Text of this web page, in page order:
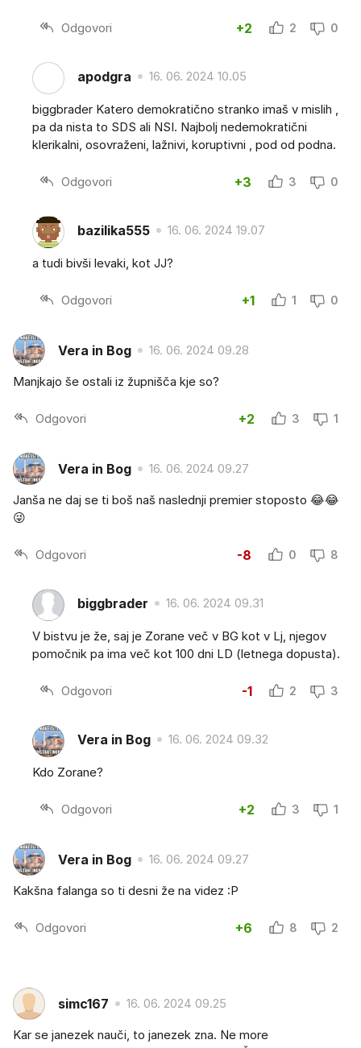
Odgovori +2 2 0
apodgra 16. 06. 2024 10.05
biggbrader Katero demokratično stranko imaš v mislih ,
pa da nista to SDS ali NSI. Najbolj nedemokratični
klerikalni, osovraženi, lažnivi, koruptivni , pod od podna.
Odgovori +3 3 0
bazilika555 16. 06. 2024 19.07
a tudi bivši levaki, kot JJ?
Odgovori +1 1 0
Vera in Bog 16. 06. 2024 09.28
Manjkajo še ostali iz župnišča kje so?
Odgovori +2 3 1
Vera in Bog 16. 06. 2024 09.27
Janša ne daj se ti boš naš naslednji premier stoposto 😂😂
😜
Odgovori -8 0 8
biggbrader 16. 06. 2024 09.31
V bistvu je že, saj je Zorane več v BG kot v Lj, njegov
pomočnik pa ima več kot 100 dni LD (letnega dopusta).
Odgovori -1 2 3
Vera in Bog 16. 06. 2024 09.32
Kdo Zorane?
Odgovori +2 3 1
Vera in Bog 16. 06. 2024 09.27
Kakšna falanga so ti desni že na videz :P
Odgovori +6 8 2
simc167 16. 06. 2024 09.25
Kar se janezek nauči, to janezek zna. Ne more